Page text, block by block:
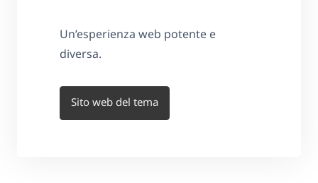
Un’esperienza web potente e
diversa.
Sito web del tema